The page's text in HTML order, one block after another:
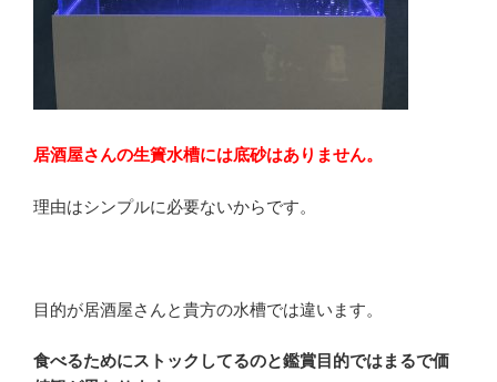
居酒屋さんの生簀水槽には底砂はありません。
理由はシンプルに必要ないからです。
目的が居酒屋さんと貴方の水槽では違います。
食べるためにストックしてるのと鑑賞目的ではまるで価